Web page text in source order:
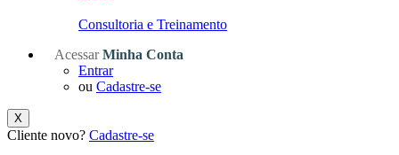
Consultoria e Treinamento
Acessar Minha Conta
Entrar
ou Cadastre-se
X
Cliente novo? Cadastre-se